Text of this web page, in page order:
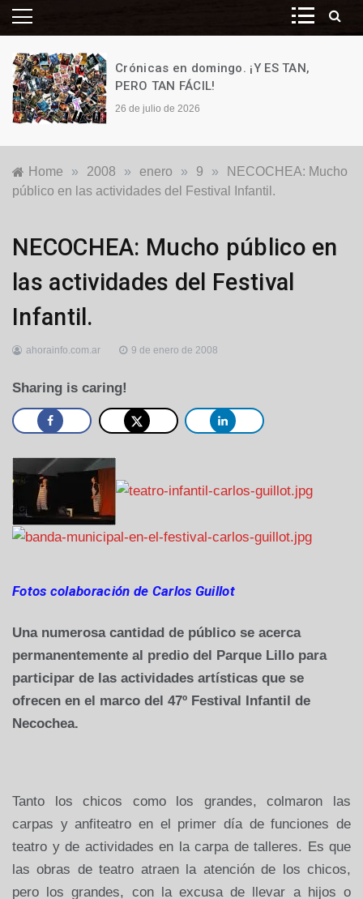
Crónicas en domingo. ¡Y ES TAN,
PERO TAN FÁCIL!
26 de julio de 2026
Home » 2008 » enero » 9 »
NECOCHEA: Mucho
público en las actividades del Festival Infantil.
Locales
NECOCHEA: Mucho público en
las actividades del Festival
Infantil.
ahorainfo.com.ar 9 de enero de 2008
Sharing is caring!
Fotos colaboración de Carlos Guillot
Una numerosa cantidad de público se acerca
permanentemente al predio del Parque Lillo para
participar de las actividades artísticas que se
ofrecen en el marco del 47º Festival Infantil de
Necochea.
Tanto los chicos como los grandes, colmaron las
carpas y anfiteatro en el primer día de funciones de
teatro y de actividades en la carpa de talleres. Es que
las obras de teatro atraen la atención de los chicos,
pero los grandes, con la excusa de llevar a hijos o